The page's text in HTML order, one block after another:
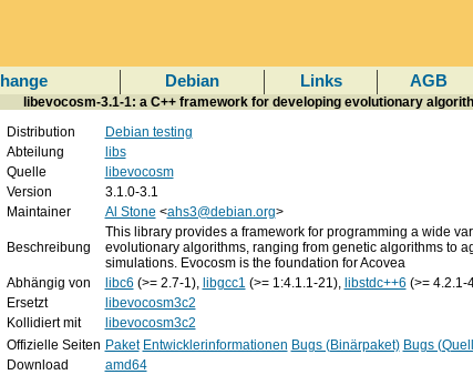
Debian Links AGB
libevocosm-3.1-1: a C++ framework for developing evolutionary
Distribution
Debian testing
Abteilung
libs
Quelle
libevocosm
Version
3.1.0-3.1
Maintainer
Al Stone <ahs3@debian.org>
Beschreibung
This library provides a framework for programming a wide
evolutionary algorithms, ranging from genetic algorithms to
simulations. Evocosm is the foundation for Acovea
Abhängig von
libc6 (>= 2.7-1), libgcc1 (>= 1:4.1.1-21), libstdc++6 (>= 4.2.1-
Ersetzt
libevocosm3c2
Kollidiert mit
libevocosm3c2
Offizielle Seiten Paket Entwicklerinformationen Bugs (Binärpaket) Bugs
Download
amd64